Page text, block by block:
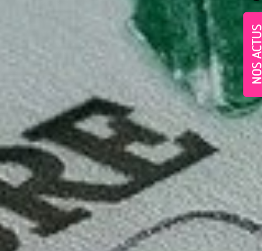
NOS
Village-Neuf - Appartements neufs résidence